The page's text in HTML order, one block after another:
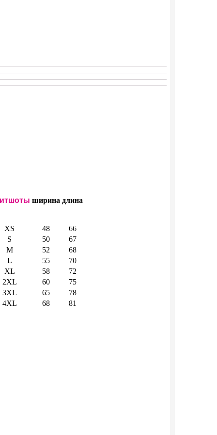
ширина длина
XS 48
66
S
50
67
M
52
68
L
55
70
XL
58
72
2XL
60
75
3XL
65
78
4XL
68 81